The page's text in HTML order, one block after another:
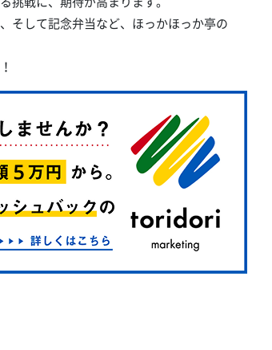
そして記念弁当など、ほっかほっか亭の